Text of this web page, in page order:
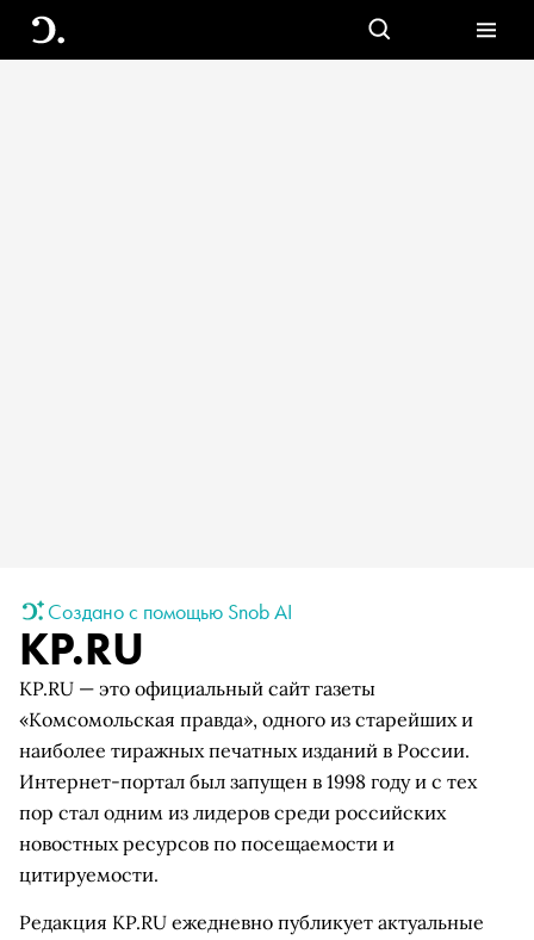
Создано с помощью Snob AI
KP.RU
KP.RU — это официальный сайт газеты
«Комсомольская правда», одного из старейших и
наиболее тиражных печатных изданий в России.
Интернет-портал был запущен в 1998 году и с тех
пор стал одним из лидеров среди российских
новостных ресурсов по посещаемости и
цитируемости.
Редакция KP.RU ежедневно публикует актуальные